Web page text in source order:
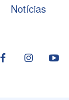
Notícias